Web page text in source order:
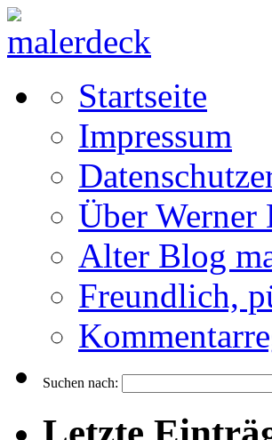
Startseite
Impressum
Über Werner
Alter Blog
Freundlich,
Suchen nach: